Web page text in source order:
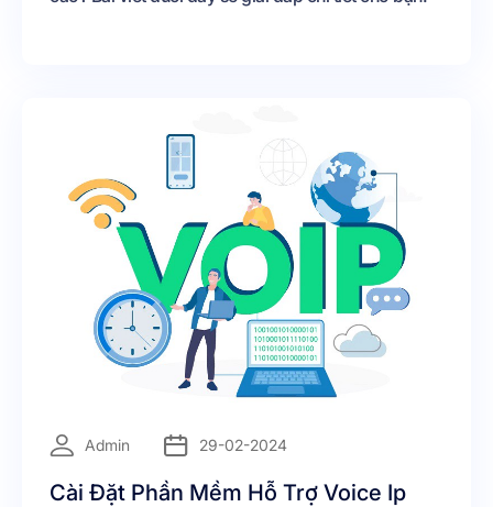
Admin 29-02-2024
Cài Đặt Phần Mềm Hỗ Trợ Voice Ip